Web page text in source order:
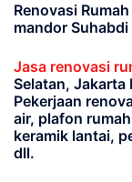
Renovasi
mandor Suhabdi
Jasa renovasi
Selatan, Jakarta
Pekerjaan
air, plafon
keramik lantai,
dll.